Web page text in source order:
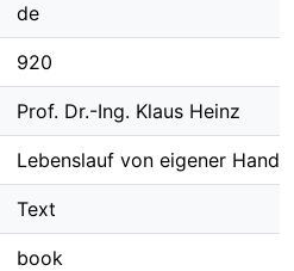
de
920
Prof. Dr.-Ing. Klaus Heinz
Lebenslauf von eigener Hand
Text
book